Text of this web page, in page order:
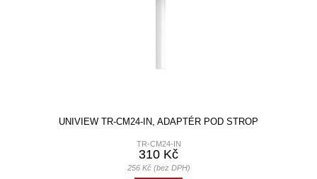
UNIVIEW TR-CM24-IN, ADAPTÉR POD STROP
TR-CM24-IN
310 Kč
256 Kč (bez DPH)